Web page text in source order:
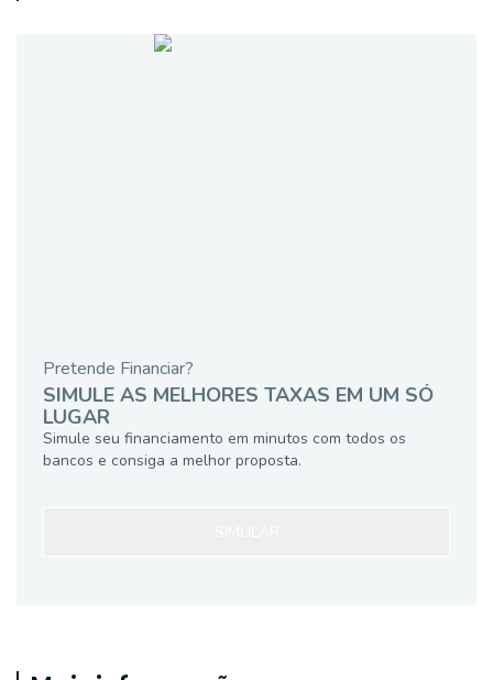
Pretende Financiar?
SIMULE AS MELHORES TAXAS EM UM SÓ
LUGAR
Simule seu financiamento em minutos com todos os
bancos e consiga a melhor proposta.